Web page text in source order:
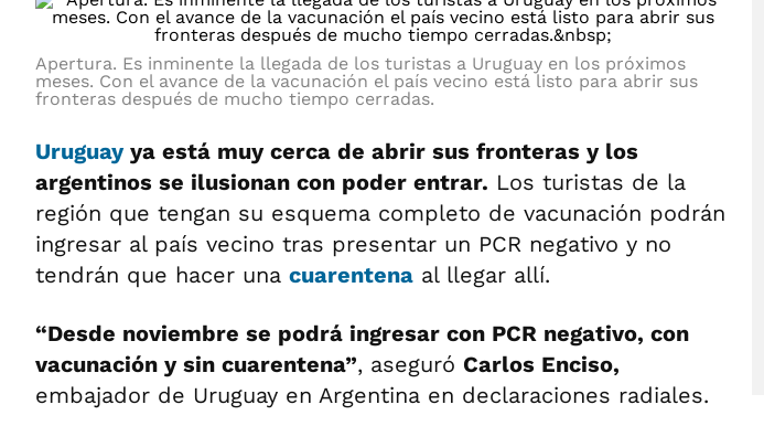
Apertura. Es inminente la llegada de los turistas a Uruguay en los próximos
meses. Con el avance de la vacunación el país vecino está listo para abrir sus
fronteras después de mucho tiempo cerradas.
Uruguayya está muy cerca de abrir sus fronteras y los
argentinos se ilusionan con poder entrar. Los turistas de la
región que tengan su esquema completo de vacunación podrán
ingresar al país vecino tras presentar un PCR negativo y no
tendrán que hacer una cuarentena al llegar allí.
“Desde noviembre se podrá ingresar con PCR negativo, con
vacunación y sin cuarentena”, aseguró Carlos Enciso,
embajador de Uruguay en Argentina en declaraciones radiales.